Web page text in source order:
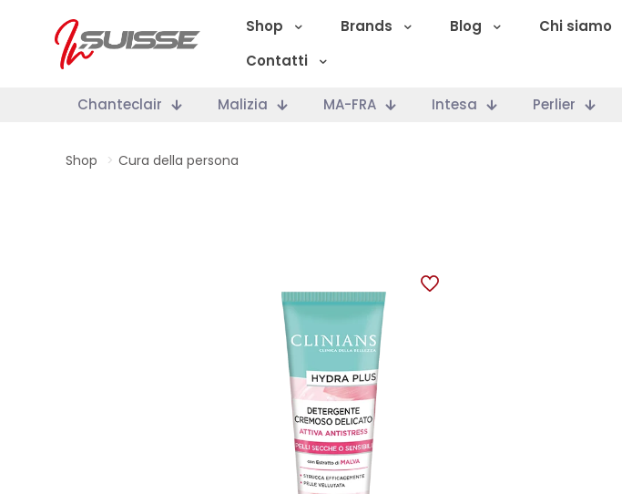
Shop Brands Blog
Chi siamo
Contatti
Chanteclair Malizia MA-FRA Intesa Perlier
Shop > Cura della persona